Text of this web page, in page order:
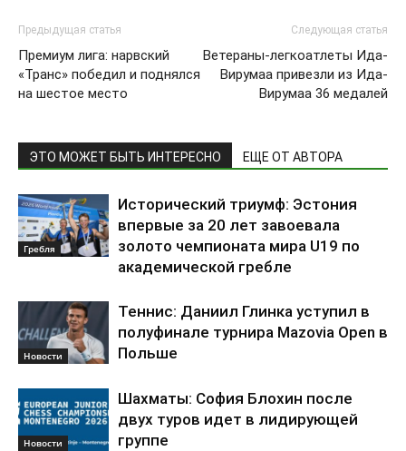
Предыдущая статья
Премиум лига: нарвский
«Транс» победил и поднялся
на шестое место
Следующая статья
Ветераны-легкоатлеты Ида-
Вирумаа привезли из Ида-
Вирумаа 36 медалей
ЭТО МОЖЕТ БЫТЬ ИНТЕРЕСНО ЕЩЕ ОТ АВТОРА
Гребля
Исторический триумф: Эстония
впервые за 20 лет завоевала
золото чемпионата мира U19 по
академической гребле
Новости
Теннис: Даниил Глинка уступил в
полуфинале турнира Mazovia Open в
Польше
Новости
Шахматы: София Блохин после
двух туров идет в лидирующей
группе